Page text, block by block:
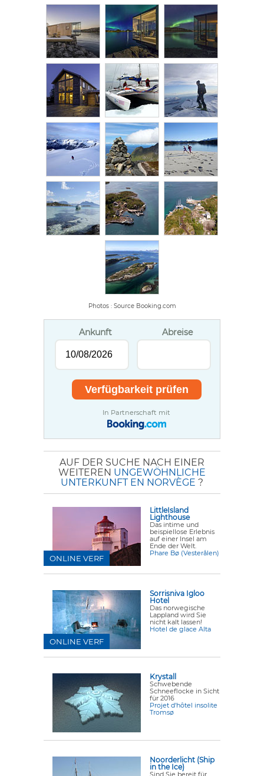
Photos : Source Booking.com
Ankunft Abreise
In Partnerschaft mit
AUF DER SUCHE NACH EINER
WEITEREN UNGEWÖHNLICHE
UNTERKUNFT EN NORVÈGE ?
LittleIsland
Lighthouse
Das intime und
beispiellose Erlebnis
auf einer Insel am
Ende der Welt.
Phare Bø (Vesterålen)
ONLINE VERF
Sorrisniva Igloo
Hotel
Das norwegische
Lappland wird Sie
nicht kalt lassen!
Hotel de glace Alta
ONLINE VERF
Krystall
Schwebende
Schneeflocke in Sicht
für 2016
Projet d'hôtel insolite
Tromsø
Noorderlicht (Ship
in the Ice)
Sind Sie bereit für